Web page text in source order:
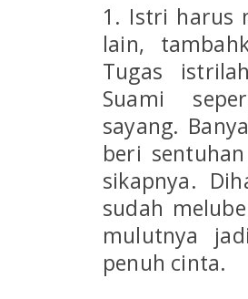
1. Istri harus
lain,
Tugas
Suami
sayang.
beri
sikapnya.
sudah
mulutnya
penuh cinta.